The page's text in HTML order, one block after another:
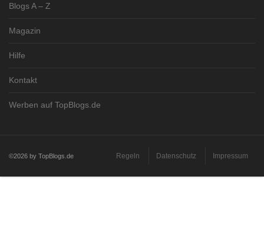
Blogs A – Z
Magazin
Hilfe
Kontakt
Werben auf TopBlogs.de
©2026 by TopBlogs.de Regeln Datenschutz Impressum